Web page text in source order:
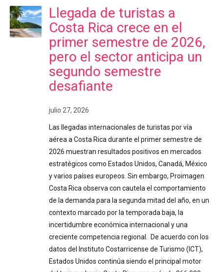
Llegada de turistas a
Costa Rica crece en el
primer semestre de 2026,
pero el sector anticipa un
segundo semestre
desafiante
julio 27, 2026
Las llegadas internacionales de turistas por vía
aérea a Costa Rica durante el primer semestre de
2026 muestran resultados positivos en mercados
estratégicos como Estados Unidos, Canadá, México
y varios países europeos. Sin embargo, Proimagen
Costa Rica observa con cautela el comportamiento
de la demanda para la segunda mitad del año, en un
contexto marcado por la temporada baja, la
incertidumbre económica internacional y una
creciente competencia regional. De acuerdo con los
datos del Instituto Costarricense de Turismo (ICT),
Estados Unidos continúa siendo el principal motor